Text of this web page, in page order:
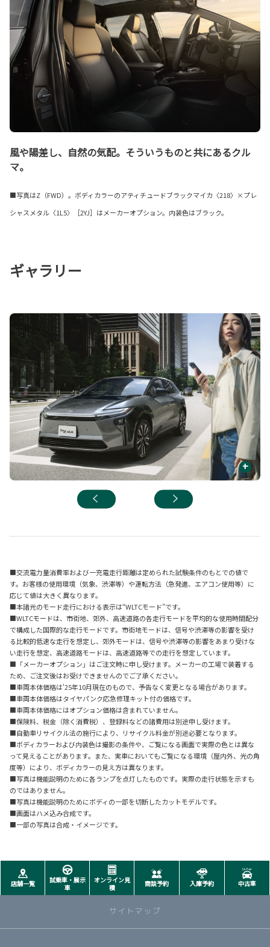
風や陽差し、自然の気配。そういうものと共にあるクル
マ。
■写真はZ（FWD）。ボディカラーのアティチュードブラックマイカ〈218〉×プレ
シャスメタル〈1L5〉［2YJ］はメーカーオプション。内装色はブラック。
ギャラリー
+
■交流電力量消費率および一充電走行距離は定められた試験条件のもとでの値で
す。お客様の使用環境（気象、渋滞等）や運転方法（急発進、エアコン使用等）に
応じて値は大きく異なります。
■本諸元のモード走行における表示は“WLTCモード”です。
■WLTCモードは、市街地、郊外、高速道路の各走行モードを平均的な使用時間配分
で構成した国際的な走行モードです。市街地モードは、信号や渋滞等の影響を受け
る比較的低速な走行を想定し、郊外モードは、信号や渋滞等の影響をあまり受けな
い走行を想定、高速道路モードは、高速道路等での走行を想定しています。
■「メーカーオプション」はご注文時に申し受けます。メーカーの工場で装着する
ため、ご注文後はお受けできませんのでご了承ください。
■車両本体価格は'25年10月現在のもので、予告なく変更となる場合があります。
■車両本体価格はタイヤパンク応急修理キット付の価格です。
■車両本体価格にはオプション価格は含まれていません。
■保険料、税金（除く消費税）、登録料などの諸費用は別途申し受けます。
■自動車リサイクル法の施行により、リサイクル料金が別途必要となります。
■ボディカラーおよび内装色は撮影の条件や、ご覧になる画面で実際の色とは異な
って見えることがあります。また、実車においてもご覧になる環境（屋内外、光の角
度等）により、ボディカラーの見え方は異なります。
■写真は機能説明のために各ランプを点灯したものです。実際の走行状態を示すも
のではありません。
■写真は機能説明のためにボディの一部を切断したカットモデルです。
■画面はハメ込み合成です。
■一部の写真は合成・イメージです。
店舗一覧
試乗車・展示
車
オンライン見
積
商談予約 入庫予約 中古車
サイトマップ